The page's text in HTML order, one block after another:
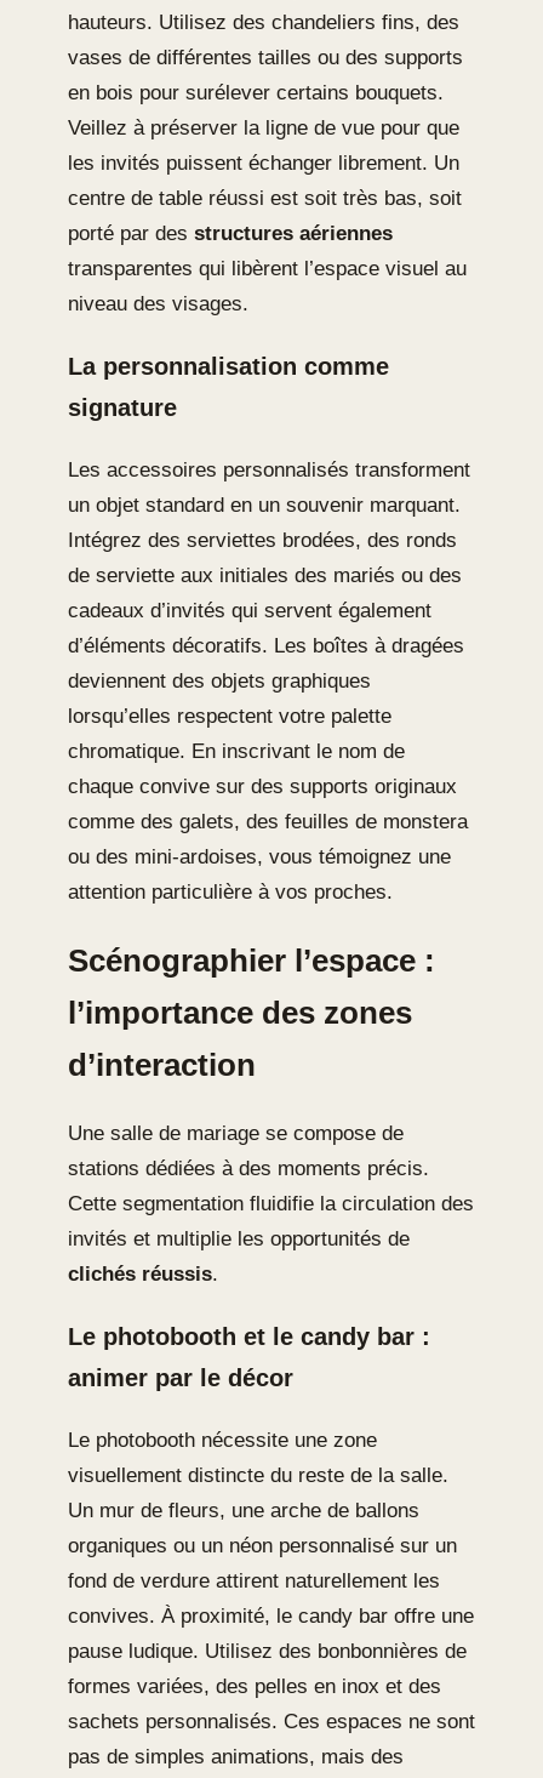
hauteurs. Utilisez des chandeliers fins, des
vases de différentes tailles ou des supports
en bois pour surélever certains bouquets.
Veillez à préserver la ligne de vue pour que
les invités puissent échanger librement. Un
centre de table réussi est soit très bas, soit
porté par des structures aériennes
transparentes qui libèrent l’espace visuel au
niveau des visages.
La personnalisation comme
signature
Les accessoires personnalisés transforment
un objet standard en un souvenir marquant.
Intégrez des serviettes brodées, des ronds
de serviette aux initiales des mariés ou des
cadeaux d’invités qui servent également
d’éléments décoratifs. Les boîtes à dragées
deviennent des objets graphiques
lorsqu’elles respectent votre palette
chromatique. En inscrivant le nom de
chaque convive sur des supports originaux
comme des galets, des feuilles de monstera
ou des mini-ardoises, vous témoignez une
attention particulière à vos proches.
Scénographier l’espace :
l’importance des zones
d’interaction
Une salle de mariage se compose de
stations dédiées à des moments précis.
Cette segmentation fluidifie la circulation des
invités et multiplie les opportunités de
clichés réussis.
Le photobooth et le candy bar :
animer par le décor
Le photobooth nécessite une zone
visuellement distincte du reste de la salle.
Un mur de fleurs, une arche de ballons
organiques ou un néon personnalisé sur un
fond de verdure attirent naturellement les
convives. À proximité, le candy bar offre une
pause ludique. Utilisez des bonbonnières de
formes variées, des pelles en inox et des
sachets personnalisés. Ces espaces ne sont
pas de simples animations, mais des